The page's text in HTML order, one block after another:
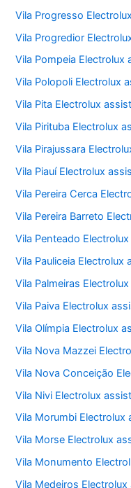
Vila Progresso
Vila Progredior
Vila Pompeia Electrolux
Vila Polopoli Electrolux
Vila Pita Electrolux
Vila Pirituba Electrolux
Vila Pirajussara
Vila Piauí Electrolux
Vila Pereira Cerca
Vila Pereira Barreto
Vila Penteado
Vila Pauliceia Electrolux
Vila Palmeiras
Vila Paiva Electrolux
Vila Olímpia Electrolux
Vila Nova Mazzei
Vila Nova Conceição
Vila Nivi Electrolux
Vila Morumbi Electrolux
Vila Morse Electrolux
Vila Monumento
Vila Medeiros